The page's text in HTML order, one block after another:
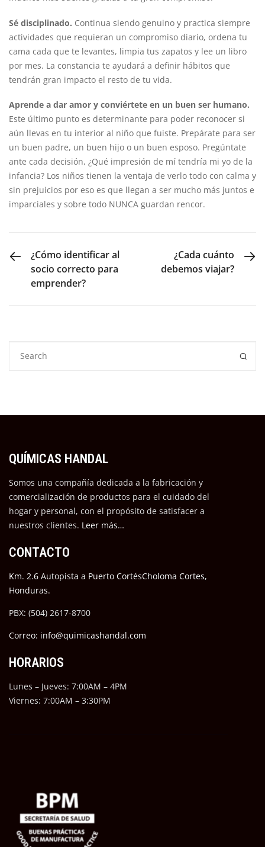
Sé disciplinado. Continua siendo genuino y practica siempre
actividades que requieran un compromiso diario, ordena tu
cama cada que te levantes, limpia tus zapatos y lee un libro
por mes. La constancia te ayudará a definir hábitos que
tendrán gran impacto el resto de tu vida.
Aprende a dar amor y conviértete en un buen ser humano.
Este último punto es determinante para poder reconocer si
aún llevas en tu interior al niño que fuiste. Prepárate para ser
un buen padre, un buen hijo o un buen esposo. Pregúntate
ante cada decisión, ¿Qué impresión de mí tendría mi yo de la
infancia? Los niños tienen la ventaja de verlo todo con calma y
sin prejuicios por eso es que llegan a ser mucho más juntos e
imparciales y sobre todo NUNCA guardan rencor.
PREVIOUS POST
¿Cómo identificar al
socio correcto para
emprender?
NEXT POST
¿Cada cuánto
debemos viajar?
QUÍMICAS HANDAL
Somos una compañía dedicada a la fabricación y
comercialización de productos para el cuidado del
hogar y personal, con el propósito de satisfacer a
nuestros clientes. Leer más…
CONTACTO
Km. 2.6 Autopista a Puerto CortésCholoma Cortes,
Honduras.
PBX: (504) 2617-8700
Correo: info@quimicashandal.com
HORARIOS
Lunes – Jueves: 7:00AM – 4PM
Viernes: 7:00AM – 3:30PM